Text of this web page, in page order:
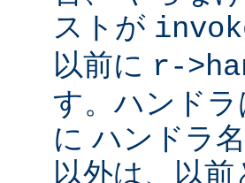
ストが
以前に r-
す。ハンド
に ハンドラ
以外は、以